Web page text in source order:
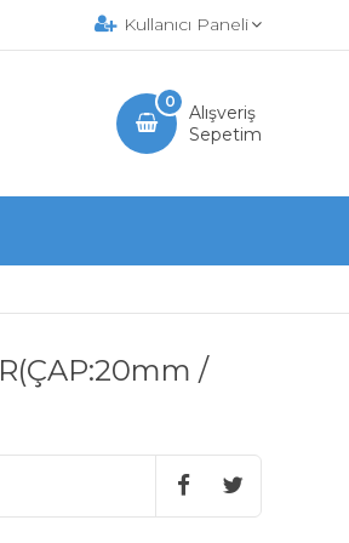
Kullanıcı Paneli
Alışveriş
Sepetim
0
/